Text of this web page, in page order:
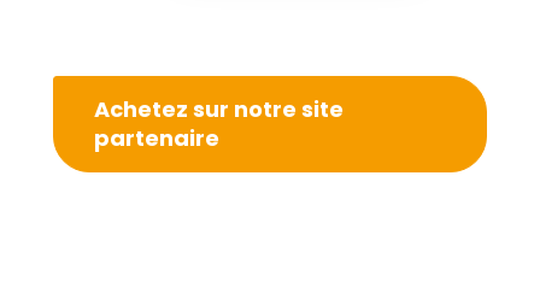
Achetez sur notre site
partenaire